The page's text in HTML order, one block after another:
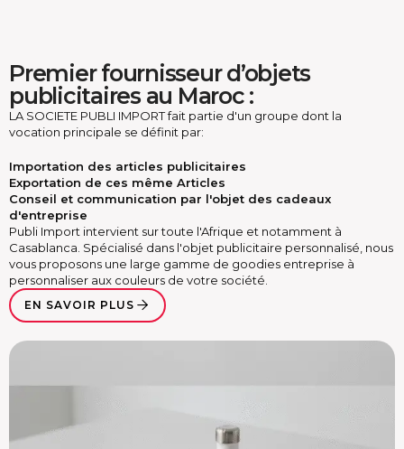
Premier fournisseur d’objets
publicitaires au Maroc :
LA SOCIETE PUBLI IMPORT fait partie d'un groupe dont la
vocation principale se définit par:
Importation des articles publicitaires
Exportation de ces même Articles
Conseil et communication par l'objet des cadeaux
d'entreprise
Publi Import intervient sur toute l'Afrique et notamment à
Casablanca. Spécialisé dans l'objet publicitaire personnalisé, nous
vous proposons une large gamme de goodies entreprise à
personnaliser aux couleurs de votre société.
EN SAVOIR PLUS